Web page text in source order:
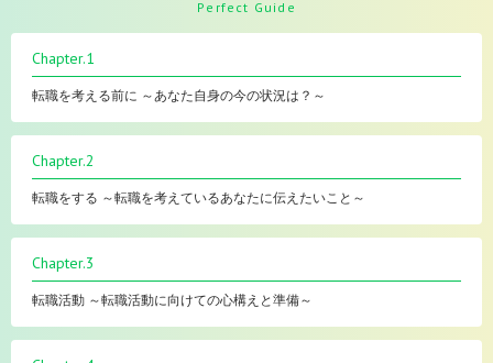
Perfect Guide
Chapter.1
転職を考える前に ～あなた自身の今の状況は？～
Chapter.2
転職をする ～転職を考えているあなたに伝えたいこと～
Chapter.3
転職活動 ～転職活動に向けての心構えと準備～